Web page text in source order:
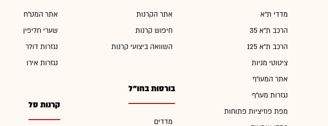
מדדי ת"א
הרכב ת"א 35
הרכב ת"א 125
ציטוטי מניות
אתר המעו"ף
נגזרות מעו"ף
מפת פוזיציות פתוחות
אתר הקרנות
חיפוש קרנות
השוואה ביצועי קרנות
בורסות בחו"ל
מדדים
אתר המט"ח
שערי חליפין
נגזרות דולר
נגזרות אירו
קרנות סל